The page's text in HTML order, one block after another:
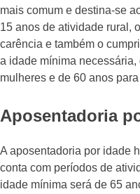
mais comum e destina-se
15 anos de atividade rural,
carência e também o
a idade mínima
mulheres e de 60 anos
Aposentadoria
A aposentadoria por idade
conta com períodos de
idade mínima será de 65